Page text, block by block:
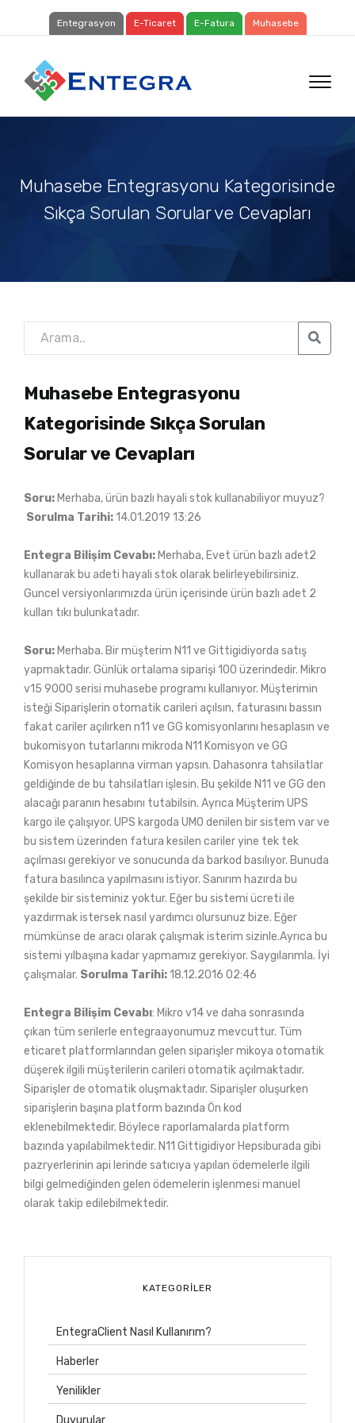
Entegrasyon E-Ticaret E-Fatura Muhasebe
Muhasebe Entegrasyonu Kategorisinde
Sıkça Sorulan Sorular ve Cevapları
Muhasebe Entegrasyonu
Kategorisinde Sıkça Sorulan
Sorular ve Cevapları
Soru: Merhaba, ürün bazlı hayali stok kullanabiliyor muyuz?
Sorulma Tarihi:14.01.2019 13:26
Entegra Bilişim Cevabı: Merhaba, Evet ürün bazlı adet2
kullanarak bu adeti hayali stok olarak belirleyebilirsiniz.
Guncel versiyonlarımızda ürün içerisinde ürün bazlı adet 2
kullan tıkı bulunkatadır.
Soru: Merhaba. Bir müşterim N11 ve Gittigidiyorda satış
yapmaktadır. Günlük ortalama siparişi 100 üzerindedir. Mikro
v15 9000 serisi muhasebe programı kullanıyor. Müşterimin
isteği Siparişlerin otomatik carileri açılsın, faturasını bassın
fakat cariler açılırken n11 ve GG komisyonlarını hesaplasın ve
bukomisyon tutarlarını mikroda N11 Komisyon ve GG
Komisyon hesaplarına virman yapsın. Dahasonra tahsilatlar
geldiğinde de bu tahsilatları işlesin. Bu şekilde N11 ve GG den
alacağı paranın hesabını tutabilsin. Ayrıca Müşterim UPS
kargo ile çalışıyor. UPS kargoda UMO denilen bir sistem var ve
bu sistem üzerinden fatura kesilen cariler yine tek tek
açılması gerekiyor ve sonucunda da barkod basılıyor. Bunuda
fatura basılınca yapılmasını istiyor. Sanırım hazırda bu
şekilde bir sisteminiz yoktur. Eğer bu sistemi ücreti ile
yazdırmak istersek nasıl yardımcı olursunuz bize. Eğer
mümkünse de aracı olarak çalışmak isterim sizinle.Ayrıca bu
sistemi yılbaşına kadar yapmamız gerekiyor. Saygılarımla. İyi
çalışmalar. Sorulma Tarihi:18.12.2016 02:46
Entegra Bilişim Cevabı: Mikro v14 ve daha sonrasında
çıkan tüm serilerle entegraayonumuz mevcuttur. Tüm
eticaret platformlarından gelen siparişler mikoya otomatik
düşerek ilgili müşterilerin carileri otomatik açılmaktadır.
Siparişler de otomatik oluşmaktadır. Siparişler oluşurken
siparişlerin başına platform bazında Ön kod
eklenebilmektedir. Böylece raporlamalarda platform
bazında yapılabilmektedir. N11 Gittigidiyor Hepsiburada gibi
pazryerlerinin api lerinde satıcıya yapılan ödemelerle ilgili
bilgi gelmediğinden gelen ödemelerin işlenmesi manuel
olarak takip edilebilmektedir.
KATEGORILER
EntegraClient Nasıl Kullanırım?
Haberler
Yenilikler
Duyurular